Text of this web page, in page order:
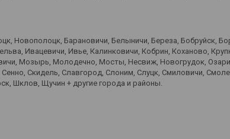
Новополоцк, Барановичи, Белыничи, Береза, Бобруйск,
Ивацевичи, Ивье, Калинковичи, Кобрин, Коханово,
Мозырь, Молодечно, Мосты, Несвиж, Новогрудок,
Скидель, Славгород, Слоним, Слуцк, Смиловичи,
Шклов, Щучин + другие города и районы.